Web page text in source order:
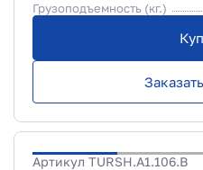
Грузоподъемность (кг.)
Артикул TURSH.A1.106.B